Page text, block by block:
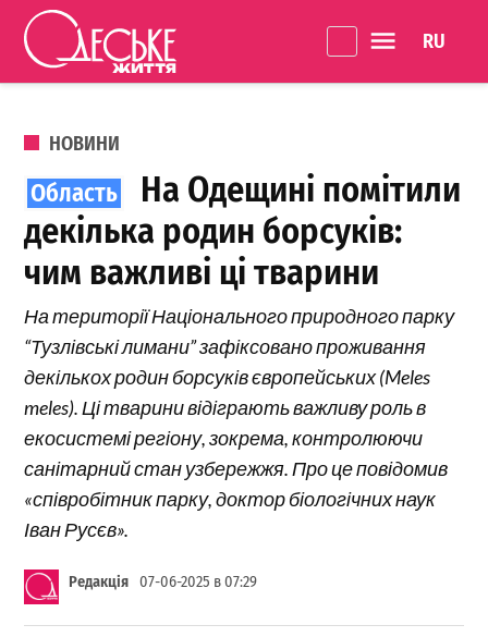
Перейти до вмісту
Життя
ОПУБЛІКОВАНО В
НОВИНИ
На Одещині помітили
декілька родин борсуків:
чим важливі ці тварини
На території Національного природного парку
“Тузлівські лимани” зафіксовано проживання
декількох родин борсуків європейських (Meles
meles). Ці тварини відіграють важливу роль в
екосистемі регіону, зокрема, контролюючи
санітарний стан узбережжя. Про це повідомив
«співробітник парку, доктор біологічних наук
Іван Русєв».
Редакція 07-06-2025 в 07:29